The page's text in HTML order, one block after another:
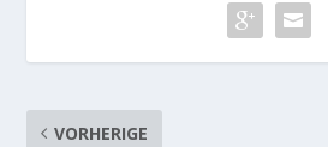
VORHERIGE